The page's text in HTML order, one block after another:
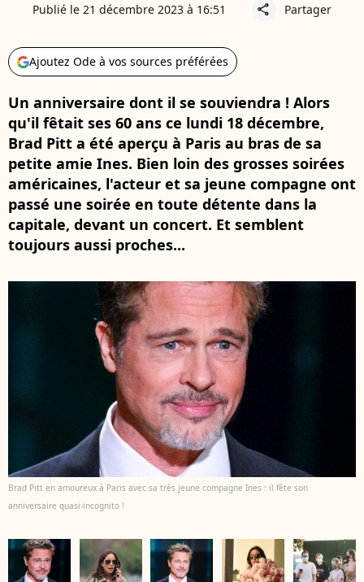
Publié le 21 décembre 2023 à 16:51 share Partager
Ajoutez Ode à vos sources préférées
Un anniversaire dont il se souviendra ! Alors
qu'il fêtait ses 60 ans ce lundi 18 décembre,
Brad Pitt a été aperçu à Paris au bras de sa
petite amie Ines. Bien loin des grosses soirées
américaines, l'acteur et sa jeune compagne ont
passé une soirée en toute détente dans la
capitale, devant un concert. Et semblent
toujours aussi proches...
Brad Pitt en amoureux à Paris avec sa très jeune compagne Ines : il fête son
anniversaire quasi-incognito !